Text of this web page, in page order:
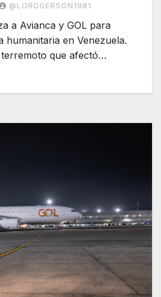
@LORDGERSON1981
a Avianca y GOL para
humanitaria en Venezuela.
que afectó…